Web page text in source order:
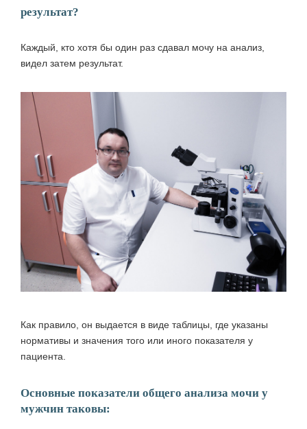
результат?
Каждый, кто хотя бы один раз сдавал мочу на анализ,
видел затем результат.
Как правило, он выдается в виде таблицы, где указаны
нормативы и значения того или иного показателя у
пациента.
Основные показатели общего анализа мочи у
мужчин таковы: